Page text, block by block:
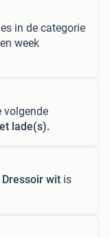
in de categorie
week
volgende
lade(s).
Dressoir wit is